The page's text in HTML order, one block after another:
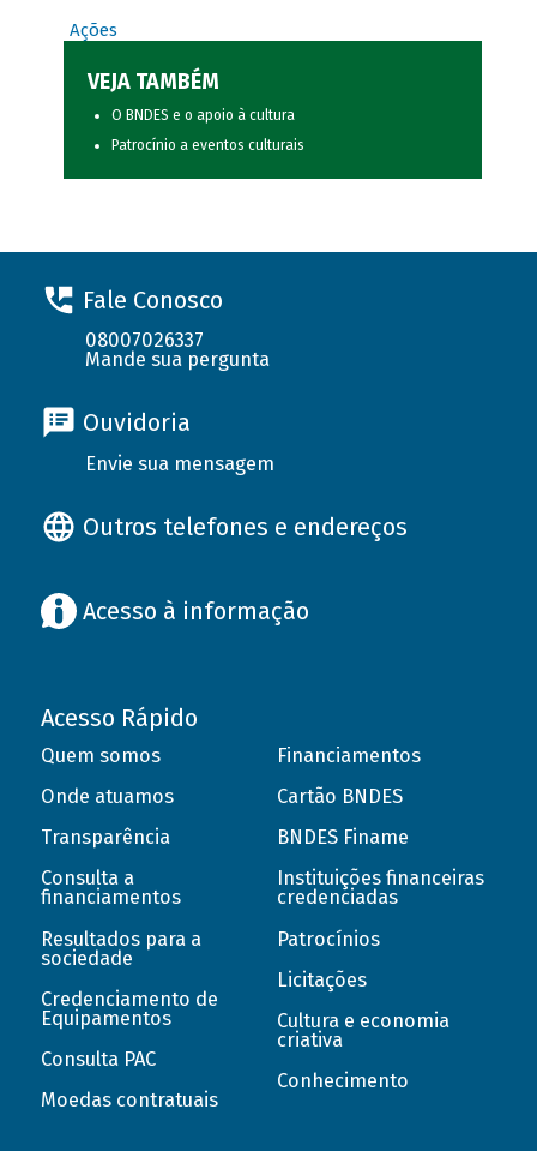
Ações
VEJA TAMBÉM
O BNDES e o apoio à cultura
Patrocínio a eventos culturais
Fale Conosco
08007026337
Mande sua pergunta
Ouvidoria
Envie sua mensagem
Outros telefones e endereços
Acesso à informação
Acesso Rápido
Quem somos
Onde atuamos
Transparência
Consulta a
financiamentos
Resultados para a
sociedade
Credenciamento de
Equipamentos
Consulta PAC
Moedas contratuais
Financiamentos
Cartão BNDES
BNDES Finame
Instituições financeiras
credenciadas
Patrocínios
Licitações
Cultura e economia
criativa
Conhecimento